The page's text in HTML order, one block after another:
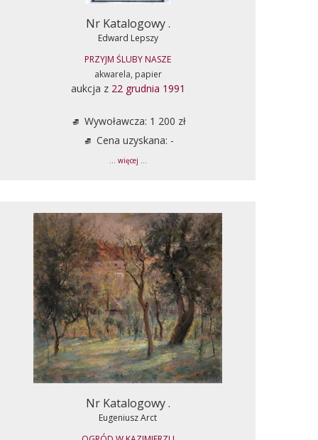
Nr Katalogowy .
Edward Lepszy
PRZYJM ŚLUBY NASZE
akwarela, papier
aukcja z 22 grudnia 1991
Wywoławcza: 1 200 zł
Cena uzyskana: -
... więcej ...
Nr Katalogowy .
Eugeniusz Arct